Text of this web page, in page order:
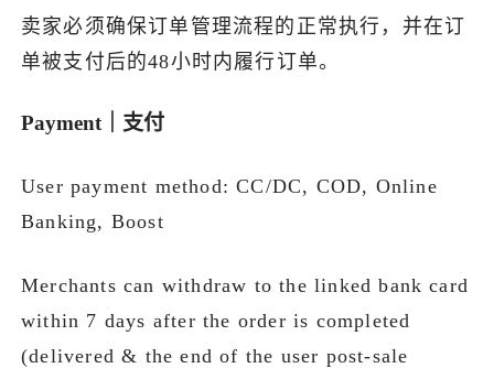
卖家必须确保订单管理流程的正常执行，并在订
单被支付后的48小时内履行订单。
Payment｜支付
User payment method: CC/DC, COD, Online
Banking, Boost
Merchants can withdraw to the linked bank card
within 7 days after the order is completed
(delivered & the end of the user post-sale